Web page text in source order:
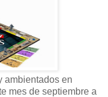
ambientados en
mes de septiembre a